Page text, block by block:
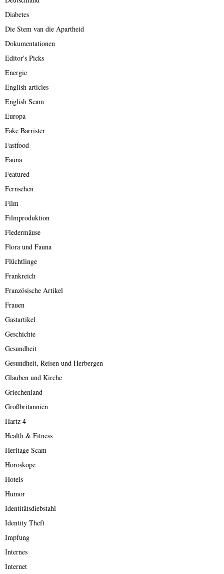
Diabetes
Die Stem van die Apartheid
Dokumentationen
Editor's Picks
Energie
English articles
English Scam
Europa
Fake Barrister
Fastfood
Fauna
Featured
Fernsehen
Film
Filmproduktion
Fledermäuse
Flora und Fauna
Flüchtlinge
Frankreich
Französische Artikel
Frauen
Gastartikel
Geschichte
Gesundheit
Gesundheit, Reisen und Herbergen
Glauben und Kirche
Griechenland
Großbritannien
Hartz 4
Health & Fitness
Heritage Scam
Horoskope
Hotels
Humor
Identitätsdiebstahl
Identity Theft
Impfung
Internes
Internet